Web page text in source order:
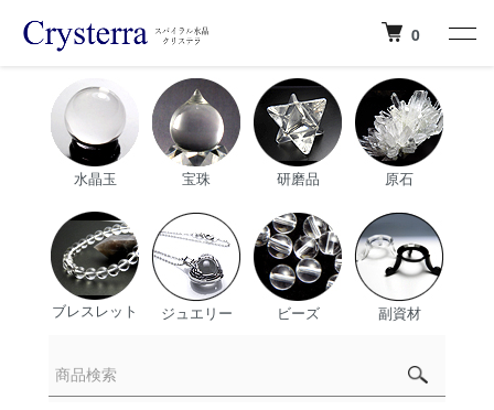
0
水晶玉 宝珠 研磨品 原石
ブレスレット ジュエリー ビーズ 副資材